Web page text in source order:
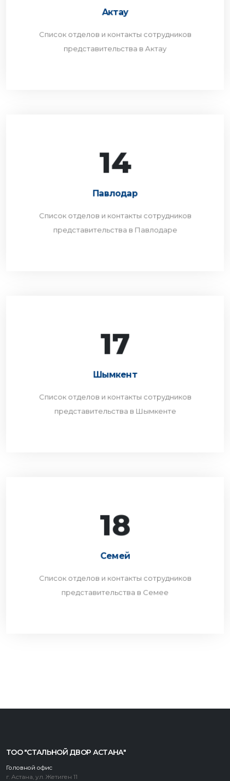
Актау
Список отделов и контакты сотрудников
представительства в Актау
представительства в Актау
ПЕРЕЙТИ
14
Павлодар
Список отделов и контакты сотрудников
представительства в Павлодаре
Павлодар
представительства в Павлодаре
ПЕРЕЙТИ
17
Шымкент
Список отделов и контакты сотрудников
представительства в Шымкенте
Шымкент
представительства в Шымкенте
ПЕРЕЙТИ
18
Семей
Список отделов и контакты сотрудников
представительства в Семее
Семей
представительства в Семее
ПЕРЕЙТИ
ТОО "СТАЛЬНОЙ ДВОР АСТАНА"
Головной офис
г. Астана, ул. Жетиген 11